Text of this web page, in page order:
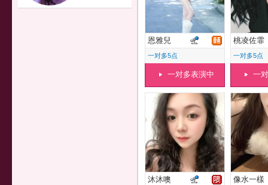
恩雅兒
一对多5点
一对多表演中
桃凌佐霏
一对多5点
一
沐沐噢 像水一樣